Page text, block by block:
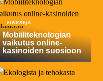
VINKKEJÄ
Mobiiliteknologian
vaikutus online-
kasinoiden suosioon